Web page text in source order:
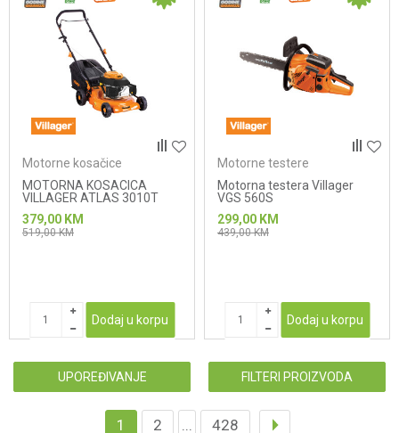
Motorne kosačice
MOTORNA KOSACICA
VILLAGER ATLAS 3010T
379,00 KM
519,00KM
Dodaj u korpu
Motorne testere
Motorna testera Villager
VGS 560S
299,00 KM
439,00KM
Dodaj u korpu
UPOREĐIVANJE FILTERI PROIZVODA
1 2 ... 428